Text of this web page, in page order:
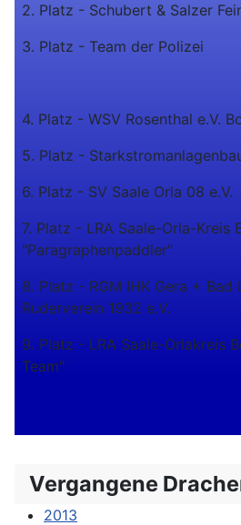
2. Platz - Schubert & Salzer
3. Platz - Team der Polizei
4. Platz - WSV Rosenthal e.V.
5. Platz -
6. Platz - SV Saale Orla 08 e.V.
7. Platz - LRA Saale-Orla-Kreis
"Paragraphenpaddler"
8. Platz - RGM IHK Gera + Bad
Ruderverein 1932 e.V.
9. Platz - LRA Saale-Orlakreis
Team"
Vergangene
2013